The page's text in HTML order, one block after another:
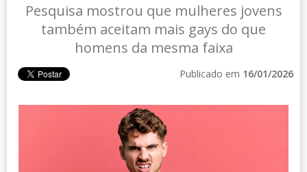
Pesquisa mostrou que mulheres jovens
também aceitam mais gays do que
homens da mesma faixa
Publicado em 16/01/2026